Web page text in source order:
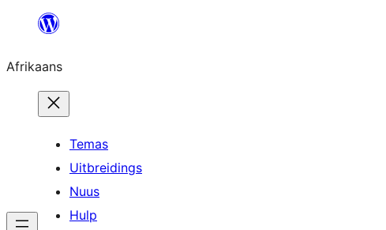
content
Afrikaans
Temas
Uitbreidings
Nuus
Hulp